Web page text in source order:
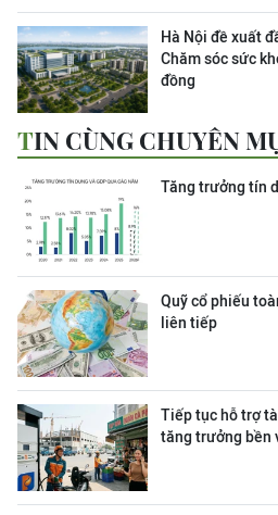
Hà Nội đề xuất
Chăm sóc sức
đồng
TIN CÙNG CHUYÊN
Tăng trưởng tín
Quỹ cổ phiếu
liên tiếp
Tiếp tục hỗ trợ
tăng trưởng bền